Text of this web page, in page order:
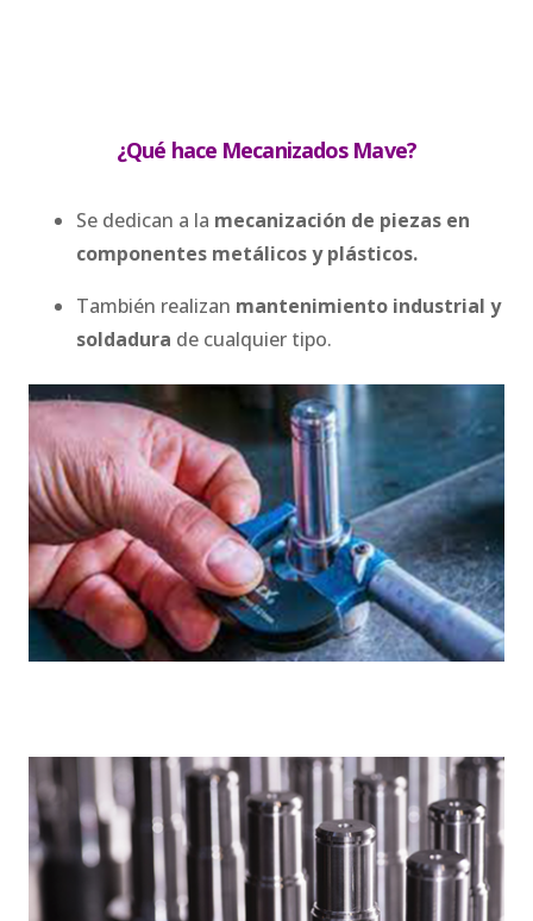
¿Qué hace Mecanizados Mave?
Se dedican a la mecanización de piezas en
componentes metálicos y plásticos.
También realizan mantenimiento industrial y
soldadura de cualquier tipo.